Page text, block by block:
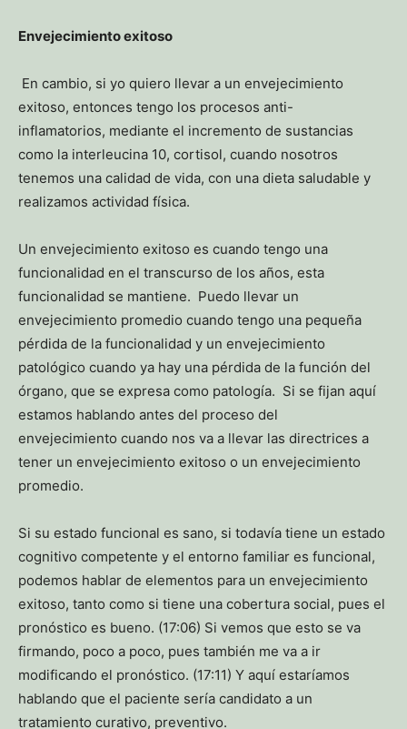
Envejecimiento exitoso
En cambio, si yo quiero llevar a un envejecimiento
exitoso, entonces tengo los procesos anti-
inflamatorios, mediante el incremento de sustancias
como la interleucina 10, cortisol, cuando nosotros
tenemos una calidad de vida, con una dieta saludable y
realizamos actividad física.
Un envejecimiento exitoso es cuando tengo una
funcionalidad en el transcurso de los años, esta
funcionalidad se mantiene. Puedo llevar un
envejecimiento promedio cuando tengo una pequeña
pérdida de la funcionalidad y un envejecimiento
patológico cuando ya hay una pérdida de la función del
órgano, que se expresa como patología. Si se fijan aquí
estamos hablando antes del proceso del
envejecimiento cuando nos va a llevar las directrices a
tener un envejecimiento exitoso o un envejecimiento
promedio.
Si su estado funcional es sano, si todavía tiene un estado
cognitivo competente y el entorno familiar es funcional,
podemos hablar de elementos para un envejecimiento
exitoso, tanto como si tiene una cobertura social, pues el
pronóstico es bueno. (17:06) Si vemos que esto se va
firmando, poco a poco, pues también me va a ir
modificando el pronóstico. (17:11) Y aquí estaríamos
hablando que el paciente sería candidato a un
tratamiento curativo, preventivo.